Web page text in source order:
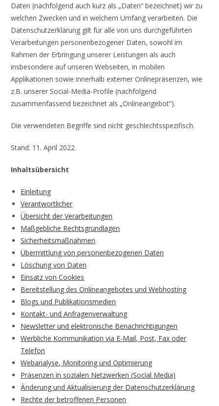
Daten (nachfolgend auch kurz als „Daten“ bezeichnet) wir zu
welchen Zwecken und in welchem Umfang verarbeiten. Die
Datenschutzerklärung gilt für alle von uns durchgeführten
Verarbeitungen personenbezogener Daten, sowohl im
Rahmen der Erbringung unserer Leistungen als auch
insbesondere auf unseren Webseiten, in mobilen
Applikationen sowie innerhalb externer Onlinepräsenzen, wie
z.B. unserer Social-Media-Profile (nachfolgend
zusammenfassend bezeichnet als „Onlineangebot“).
Die verwendeten Begriffe sind nicht geschlechtsspezifisch.
Stand: 11. April 2022
Inhaltsübersicht
Einleitung
Verantwortlicher
Übersicht der Verarbeitungen
Maßgebliche Rechtsgrundlagen
Sicherheitsmaßnahmen
Übermittlung von personenbezogenen Daten
Löschung von Daten
Einsatz von Cookies
Bereitstellung des Onlineangebotes und Webhosting
Blogs und Publikationsmedien
Kontakt- und Anfragenverwaltung
Newsletter und elektronische Benachrichtigungen
Werbliche Kommunikation via E-Mail, Post, Fax oder
Telefon
Webanalyse, Monitoring und Optimierung
Präsenzen in sozialen Netzwerken (Social Media)
Änderung und Aktualisierung der Datenschutzerklärung
Rechte der betroffenen Personen